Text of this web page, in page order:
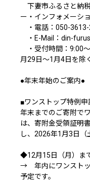
下妻市ふるさと納
ー・インフォメーショ
・電話：050-3613-
・E-Mail：din-
・受付時間：9:00
月29日～1月4日を除
●年末年始のご案内●
■ワンストップ特例
年末までのご寄附で
は、寄附金受領証明
し、2026年1月3日（
◆12月15日（月）ま
→ 年内にワンストッ
予定です。